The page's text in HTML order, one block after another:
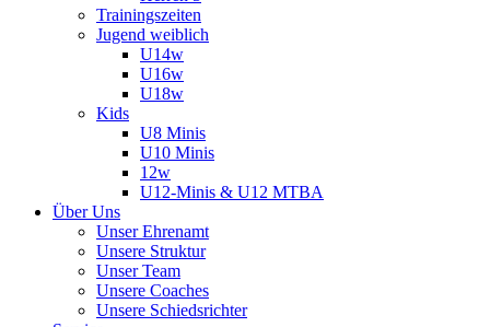
Trainingszeiten
Jugend weiblich
U14w
U16w
U18w
Kids
U8 Minis
U10 Minis
12w
U12-Minis & U12 MTBA
Über Uns
Unser Ehrenamt
Unsere Struktur
Unser Team
Unsere Coaches
Unsere Schiedsrichter